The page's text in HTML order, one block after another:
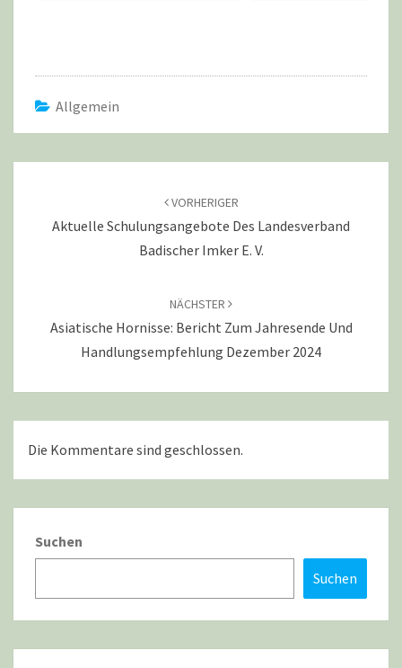
Allgemein
VORHERIGER
Aktuelle Schulungsangebote Des Landesverband
Badischer Imker E. V.
NÄCHSTER
Asiatische Hornisse: Bericht Zum Jahresende Und
Handlungsempfehlung Dezember 2024
Die Kommentare sind geschlossen.
Suchen
Suchen